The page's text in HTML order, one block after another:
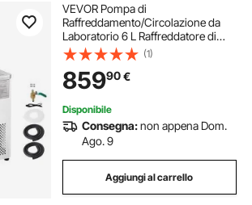
VEVOR Pompa di
Raffreddamento/Circolazione da
Laboratorio 6 L Raffreddatore di
Fluido di Raffreddamento -5 ℃-100
°C Pompa di Circolazione Schermo
LCD Bagnomaria Raffreddamento
ad Acqua Circolante
(1)
85990€
Disponibile
Consegna:non appena Dom.
Ago. 9
Aggiungi al carrello